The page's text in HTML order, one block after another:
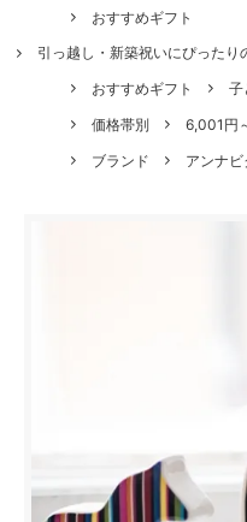
おすすめギフト
引っ越し・新築祝いにぴったり
おすすめギフト
子
価格帯別
6,001円
ブランド
アンナ